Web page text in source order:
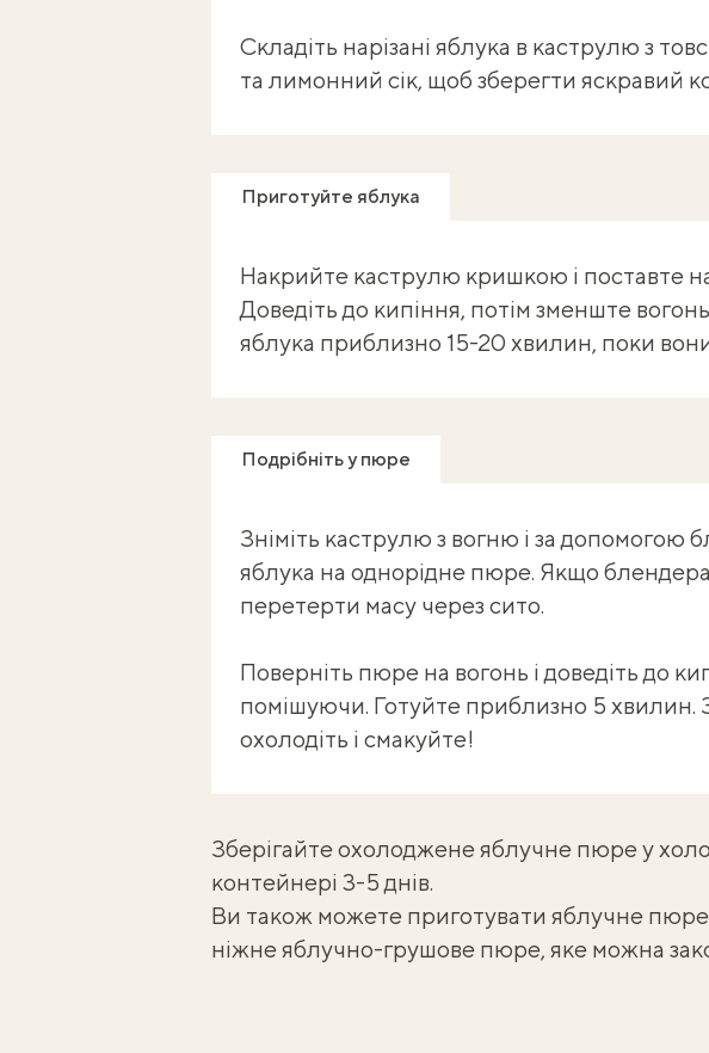
Складіть нарізані яблука в каструлю з
та лимонний сік, щоб зберегти яскравий
Приготуйте яблука
Накрийте каструлю кришкою і поставте
Доведіть до кипіння, потім зменште
яблука приблизно 15-20 хвилин, поки
Подрібніть у пюре
Зніміть каструлю з вогню і за допомогою
яблука на однорідне пюре. Якщо
перетерти масу через сито.
Поверніть пюре на вогонь і доведіть до
помішуючи. Готуйте приблизно 5 хвилин.
охолодіть і смакуйте!
Зберігайте охолоджене яблучне пюре у
контейнері 3-5 днів.
Ви також можете приготувати яблучне
ніжнеяблучно-грушове пюре, яке можна